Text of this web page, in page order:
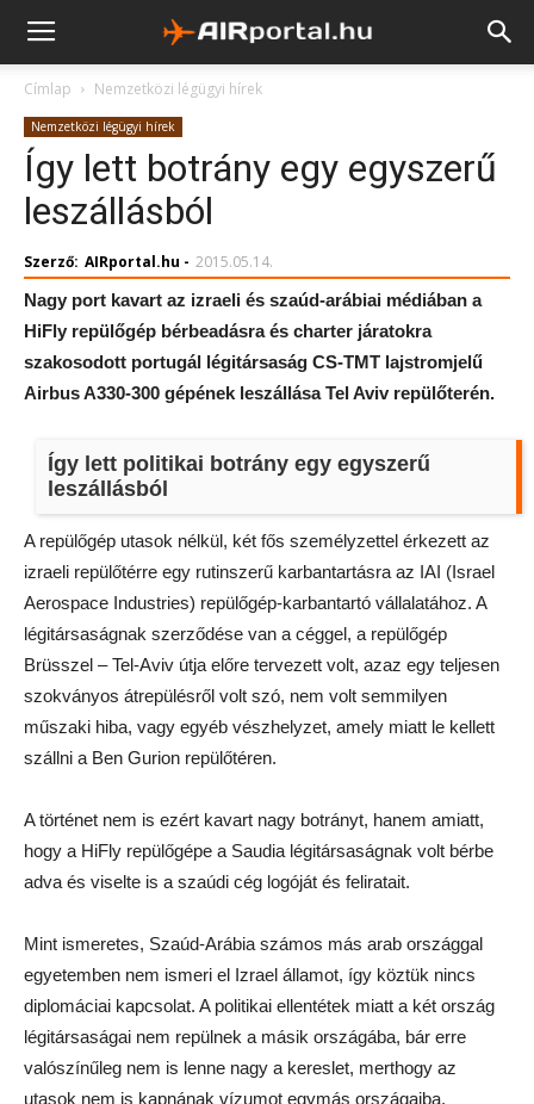
Címlap Nemzetközi légügyi hírek
Nemzetközi légügyi hírek
Így lett botrány egy egyszerű
leszállásból
Szerző: AIRportal.hu - 2015.05.14.
Nagy port kavart az izraeli és szaúd-arábiai médiában a
HiFly repülőgép bérbeadásra és charter járatokra
szakosodott portugál légitársaság CS-TMT lajstromjelű
Airbus A330-300 gépének leszállása Tel Aviv repülőterén.
Így lett politikai botrány egy egyszerű
leszállásból
A repülőgép utasok nélkül, két fős személyzettel érkezett az
izraeli repülőtérre egy rutinszerű karbantartásra az IAI (Israel
Aerospace Industries) repülőgép-karbantartó vállalatához. A
légitársaságnak szerződése van a céggel, a repülőgép
Brüsszel – Tel-Aviv útja előre tervezett volt, azaz egy teljesen
szokványos átrepülésről volt szó, nem volt semmilyen
műszaki hiba, vagy egyéb vészhelyzet, amely miatt le kellett
szállni a Ben Gurion repülőtéren.
A történet nem is ezért kavart nagy botrányt, hanem amiatt,
hogy a HiFly repülőgépe a Saudia légitársaságnak volt bérbe
adva és viselte is a szaúdi cég logóját és feliratait.
Mint ismeretes, Szaúd-Arábia számos más arab országgal
egyetemben nem ismeri el Izrael államot, így köztük nincs
diplomáciai kapcsolat. A politikai ellentétek miatt a két ország
légitársaságai nem repülnek a másik országába, bár erre
valószínűleg nem is lenne nagy a kereslet, merthogy az
utasok nem is kapnának vízumot egymás országaiba.